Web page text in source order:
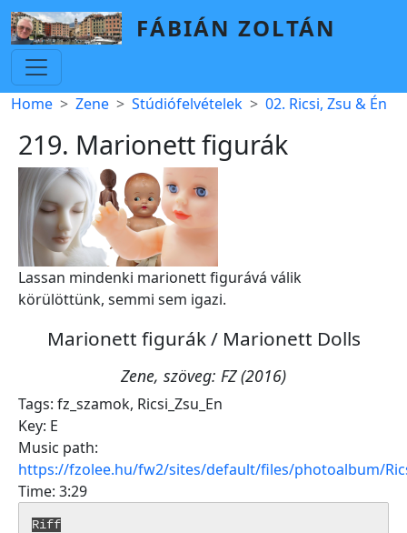
Skip to main content
FÁBIÁN ZOLTÁN
Breadcrumb
Home Zene Stúdiófelvételek 02. Ricsi, Zsu & Én
219. Marionett figurák
Lassan mindenki marionett figurává válik
körülöttünk, semmi sem igazi.
Marionett figurák / Marionett Dolls
Zene, szöveg: FZ (2016)
Tags: fz_szamok, Ricsi_Zsu_En
Key: E
Music path:
https://fzolee.hu/fw2/sites/default/files/photoalbum/
Time: 3:29
Riff